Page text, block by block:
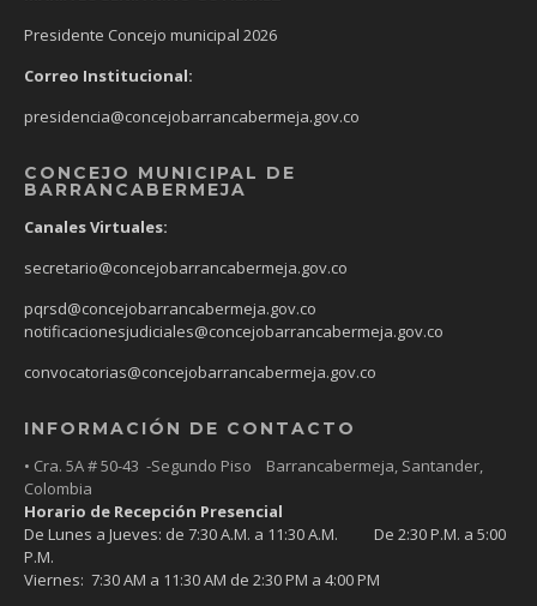
Presidente Concejo municipal 2026
Correo Institucional:
presidencia@concejobarrancabermeja.gov.co
CONCEJO MUNICIPAL DE
BARRANCABERMEJA
Canales Virtuales:
secretario@concejobarrancabermeja.gov.co
pqrsd@concejobarrancabermeja.gov.co
notificacionesjudiciales@concejobarrancabermeja.gov.co
convocatorias@concejobarrancabermeja.gov.co
INFORMACIÓN DE CONTACTO
• Cra. 5A # 50-43 -Segundo Piso Barrancabermeja, Santander,
Colombia
Horario de Recepción Presencial
De Lunes a Jueves: de 7:30 A.M. a 11:30 A.M. De 2:30 P.M. a 5:00
P.M.
Viernes: 7:30 AM a 11:30 AM de 2:30 PM a 4:00 PM